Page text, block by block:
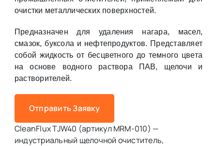
очистки металлических поверхностей.
Предназначен для удаления нагара, масел,
смазок, буксола и нефтепродуктов. Представляет
собой жидкость от бесцветного до темного цвета
на основе водного раствора ПАВ, щелочи и
растворителей.
Отправить Заявку
CleanFlux TJW40 (артикул MRM-010) —
индустриальный щелочной очиститель,